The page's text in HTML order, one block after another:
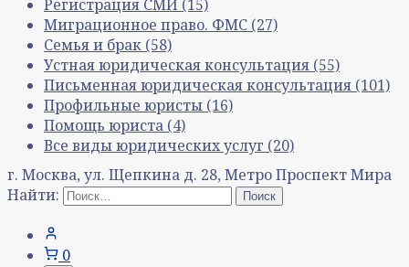
Регистрация СМИ (15)
Миграционное право. ФМС (27)
Семья и брак (58)
Устная юридическая консультация (55)
Письменная юридическая консультация (101)
Профильные юристы (16)
Помощь юриста (4)
Все виды юридических услуг (20)
г. Москва, ул. Щепкина д. 28, Метро Проспект Мира
Найти:
0